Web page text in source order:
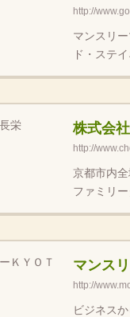
http://
マンスリ
ド・ステ
株式会
http://
京都市内
ファミリ
マンス
http://
ビジネス